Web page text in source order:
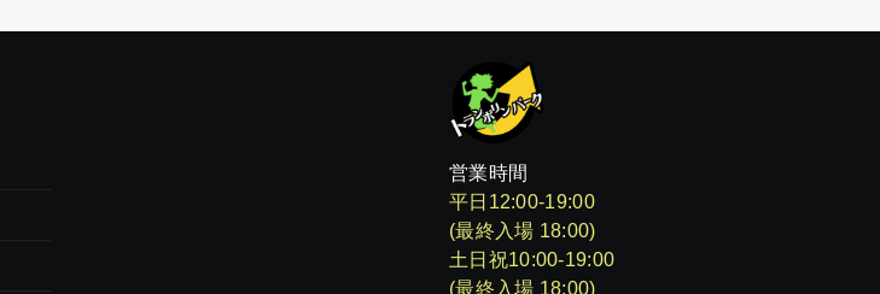
営業時間
平日12:00-19:00
(最終入場 18:00)
土日祝10:00-19:00
(最終入場 18:00)